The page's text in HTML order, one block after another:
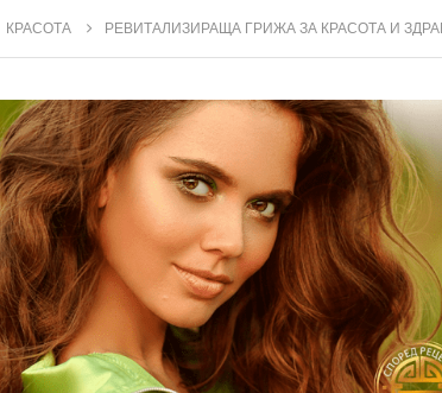
КРАСОТА РЕВИТАЛИЗИРАЩА ГРИЖА ЗА КРАСОТА И